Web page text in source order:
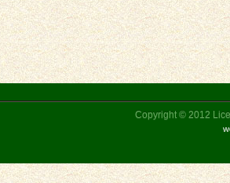
Copyright © 2012